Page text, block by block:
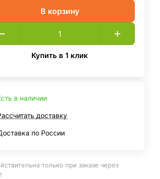
В корзину
Купить в 1 клик
в наличии
доставку
по России
только при заказе через